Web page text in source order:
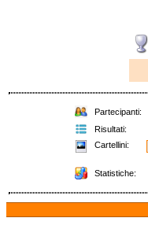
Partecipanti:
Risultati:
Cartellini:
Statistiche: